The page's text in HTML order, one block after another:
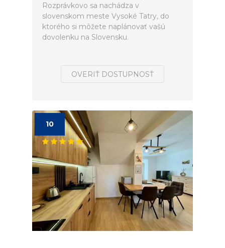
Rozprávkovo sa nachádza v
slovenskom meste Vysoké Tatry, do
ktorého si môžete naplánovať vašú
dovolenku na Slovensku.
OVERIŤ DOSTUPNOSŤ
10